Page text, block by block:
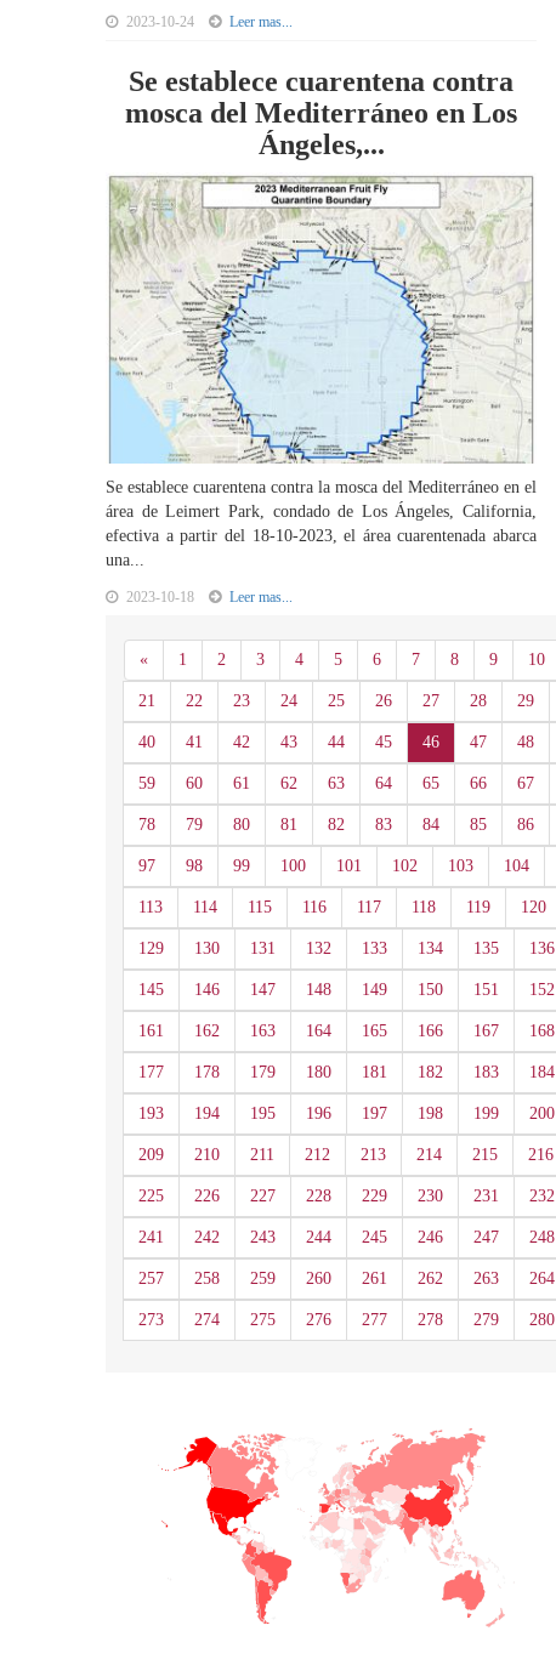
2023-10-24 Leer mas...
Se establece cuarentena contra
mosca del Mediterráneo en Los
Ángeles,...
Se establece cuarentena contra la mosca del Mediterráneo en el
área de Leimert Park, condado de Los Ángeles, California,
efectiva a partir del 18-10-2023, el área cuarentenada abarca
una...
2023-10-18 Leer mas...
«Anterior
1 2 3 4 5 6 7 8 9 10
21 22 23 24 25 26 27 28 29
40 41 42 43 44 45 46 47 48
59 60 61 62 63 64 65 66 67
78 79 80 81 82 83 84 85 86
97 98 99 100 101 102 103 104
113 114 115 116 117 118 119 120
129 130 131 132 133 134 135 136
145 146 147 148 149 150 151 152
161 162 163 164 165 166 167 168
177 178 179 180 181 182 183 184
193 194 195 196 197 198 199 200
209 210 211 212 213 214 215 216
225 226 227 228 229 230 231 232
241 242 243 244 245 246 247 248
257 258 259 260 261 262 263 264
273 274 275 276 277 278 279 280